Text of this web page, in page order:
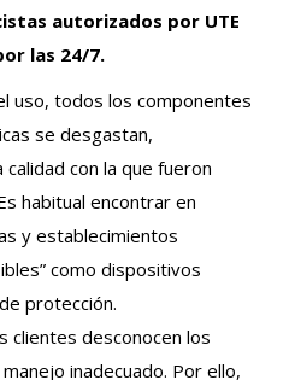
autorizados por UTE
las 24/7.
uso, todos los componentes
se desgastan,
con la que fueron
habitual encontrar en
y establecimientos
como dispositivos
protección.
clientes desconocen los
inadecuado. Por ello,